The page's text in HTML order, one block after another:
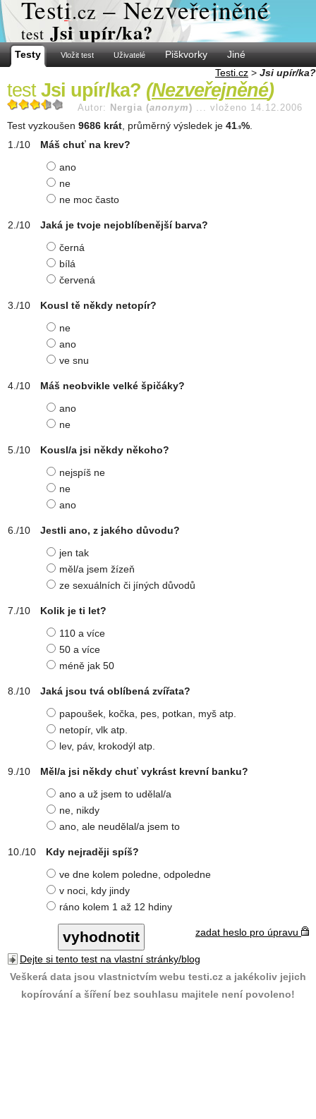
Testi.cz – Nezveřejněné
test Jsi upír/ka?
Testy Vložit test Uživatelé Piškvorky
Jiné
Testi.cz > Jsi upír/ka?
test Jsi upír/ka? (Nezveřejněné)
Autor: Nergia (anonym ) ... vloženo 14.12.2006
Test vyzkoušen 9686 krát , průměrný výsledek je 41 .9%
Máš chuť na krev?
ano
ne
ne moc často
Jaká je tvoje nejoblíbenější barva?
černá
bílá
červená
Kousl tě někdy netopír?
ne
ano
ve snu
Máš neobvikle velké špičáky?
ano
ne
Kousl/a jsi někdy někoho?
nejspíš ne
ne
ano
Jestli ano, z jakého důvodu?
jen tak
měl/a jsem žízeň
ze sexuálních či jíných důvodů
Kolik je ti let?
110 a více
50 a více
méně jak 50
Jaká jsou tvá oblíbená zvířata?
papoušek, kočka, pes, potkan, myš atp.
netopír, vlk atp.
lev, páv, krokodýl atp.
Měl/a jsi někdy chuť vykrást krevní banku?
ano a už jsem to udělal/a
ne, nikdy
ano, ale neudělal/a jsem to
Kdy nejraději spíš?
ve dne kolem poledne, odpoledne
v noci, kdy jindy
ráno kolem 1 až 12 hdiny
zadat heslo pro úpravu
Dejte si tento test na vlastní stránky/blog
Veškerá data jsou vlastnictvím webu testi.cz a jakékoliv jejich
kopírování a šíření bez souhlasu majitele není povoleno!